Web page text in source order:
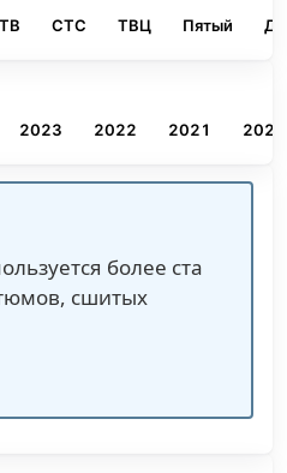
СТС ТВЦ Пятый
2023 2022 2021 2020
более ста
сшитых